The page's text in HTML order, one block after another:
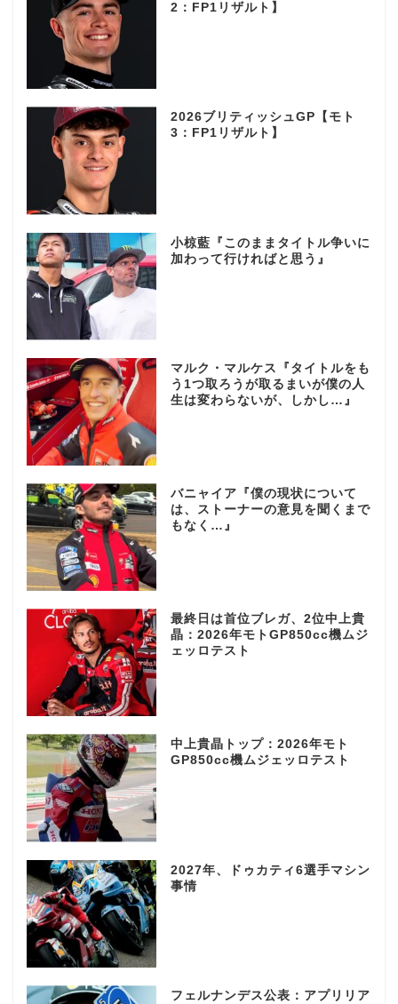
2：FP1リザルト】
2026ブリティッシュGP【モト
3：FP1リザルト】
小椋藍『このままタイトル争いに
加わって行ければと思う』
マルク・マルケス『タイトルをも
う1つ取ろうが取るまいが僕の人
生は変わらないが、しかし…』
バニャイア『僕の現状について
は、ストーナーの意見を聞くまで
もなく…』
最終日は首位ブレガ、2位中上貴
晶：2026年モトGP850cc機ムジ
ェッロテスト
中上貴晶トップ：2026年モト
GP850cc機ムジェッロテスト
2027年、ドゥカティ6選手マシン
事情
フェルナンデス公表：アプリリア